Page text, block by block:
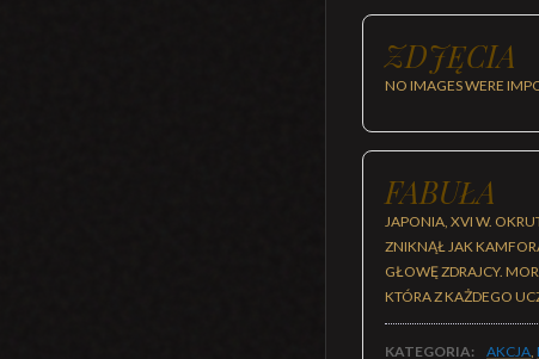
ZDJĘCIA
NO IMAGES WERE
FABUŁA
JAPONIA, XVI W.
ZNIKNĄŁ JAK
GŁOWĘ ZDRAJCY.
KTÓRA Z KAŻDEGO
KATEGORIA: AKCJA,